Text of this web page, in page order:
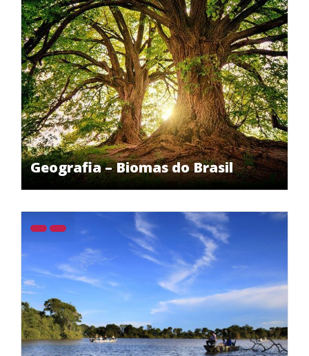
Geografia – Biomas do Brasil